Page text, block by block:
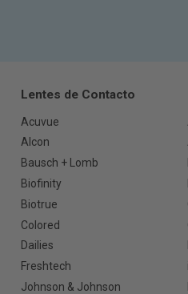
Lentes de Contacto
Acuvue
Alcon
Bausch + Lomb
Biofinity
Biotrue
Colored
Dailies
Freshtech
Johnson & Johnson